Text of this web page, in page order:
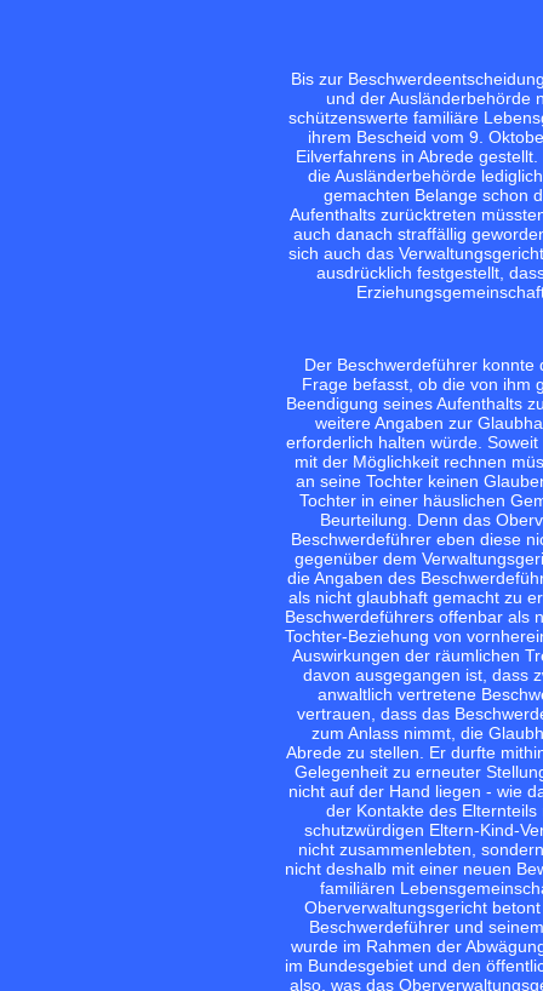
Bis zur
und der Ausländerbehörde
schützenswerte familiäre
ihrem Bescheid vom 9.
Eilverfahrens in Abrede
die Ausländerbehörde
gemachten Belange schon
Aufenthalts zurücktreten
auch danach straffällig
sich auch das
ausdrücklich festgestellt,
Der Beschwerdeführer
Frage befasst, ob die von ihm
Beendigung seines Aufenthalts
weitere Angaben zur
erforderlich halten würde.
mit der Möglichkeit rechnen
an seine Tochter keinen
Tochter in einer häuslichen
Beurteilung. Denn das
Beschwerdeführer eben diese
gegenüber dem
die Angaben des
als nicht glaubhaft gemacht zu
Beschwerdeführers offenbar als
Tochter-Beziehung von
Auswirkungen der räumlichen
davon ausgegangen ist, dass
anwaltlich vertretene
vertrauen, dass das
zum Anlass nimmt, die
Abrede zu stellen. Er durfte
Gelegenheit zu erneuter
nicht auf der Hand liegen - wie
der Kontakte des
schutzwürdigen Eltern-Kind-
nicht zusammenlebten,
nicht deshalb mit einer neuen
familiären
Oberverwaltungsgericht
Beschwerdeführer und
wurde im Rahmen der
im Bundesgebiet und den
also, was das